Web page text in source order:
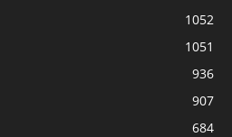
1052
1051
936
907
684